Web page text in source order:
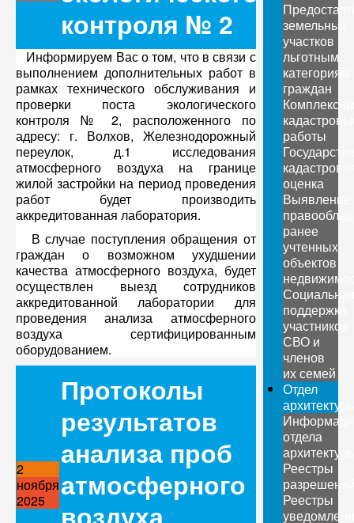
контроля № 2
Информируем Вас о том, что в связи с
выполнением дополнительных работ в
рамках технического обслуживания и
проверки поста экологического
контроля № 2, расположенного по
адресу: г. Волхов, Железнодорожный
переулок, д.1 исследования
атмосферного воздуха на границе
жилой застройки на период проведения
работ будет производить
аккредитованная лаборатория.
В случае поступления обращения от
граждан о возможном ухудшении
качества атмосферного воздуха, будет
осуществлен выезд сотрудников
аккредитованной лаборатории для
проведения анализа атмосферного
воздуха сертифицированным
оборудованием.
2
ноября
2025
Протоколы
результатов
анализа проб
атмосферного
земельных
участков
льготным
категориям
граждан
работы
оценка
Выявление
ранее
учтенных
объектов
поддержка
участников
СВО и
членов
их семей
Отдел
отдела
Реестры
Реестры